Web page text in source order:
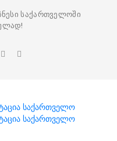
საქართველოში